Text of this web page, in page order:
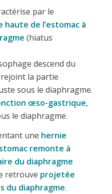
par le
de l’estomac à
(hiatus
descend du
la partie
sous le diaphragme.
œso-gastrique,
le diaphragme.
une hernie
remonte à
du diaphragme
retrouve projetée
du diaphragme.